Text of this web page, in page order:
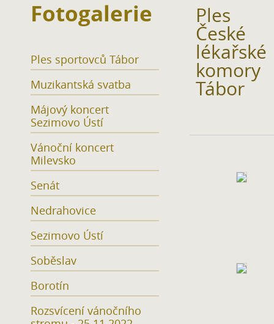
Fotogalerie
Ples sportovců Tábor
Muzikantská svatba
Májový koncert
Sezimovo Ústí
Vánoční koncert
Milevsko
Senát
Nedrahovice
Sezimovo Ústí
Soběslav
Borotín
Rozsvícení vánočního
Ples
České
lékařské
komory
Tábor